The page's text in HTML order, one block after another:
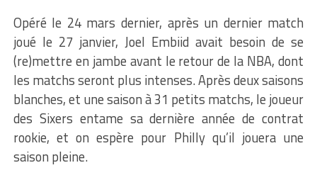
Opéré le 24 mars dernier, après un dernier match
joué le 27 janvier, Joel Embiid avait besoin de se
(re)mettre en jambe avant le retour de la NBA, dont
les matchs seront plus intenses. Après deux saisons
blanches, et une saison à 31 petits matchs, le joueur
des Sixers entame sa dernière année de contrat
rookie, et on espère pour Philly qu’il jouera une
saison pleine.